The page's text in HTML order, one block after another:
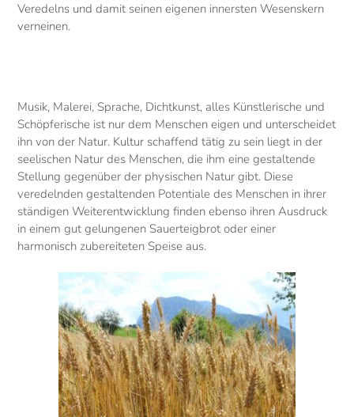
Veredelns und damit seinen eigenen innersten Wesenskern
verneinen.
Musik, Malerei, Sprache, Dichtkunst, alles Künstlerische und
Schöpferische ist nur dem Menschen eigen und unterscheidet
ihn von der Natur. Kultur schaffend tätig zu sein liegt in der
seelischen Natur des Menschen, die ihm eine gestaltende
Stellung gegenüber der physischen Natur gibt. Diese
veredelnden gestaltenden Potentiale des Menschen in ihrer
ständigen Weiterentwicklung finden ebenso ihren Ausdruck
in einem gut gelungenen Sauerteigbrot oder einer
harmonisch zubereiteten Speise aus.